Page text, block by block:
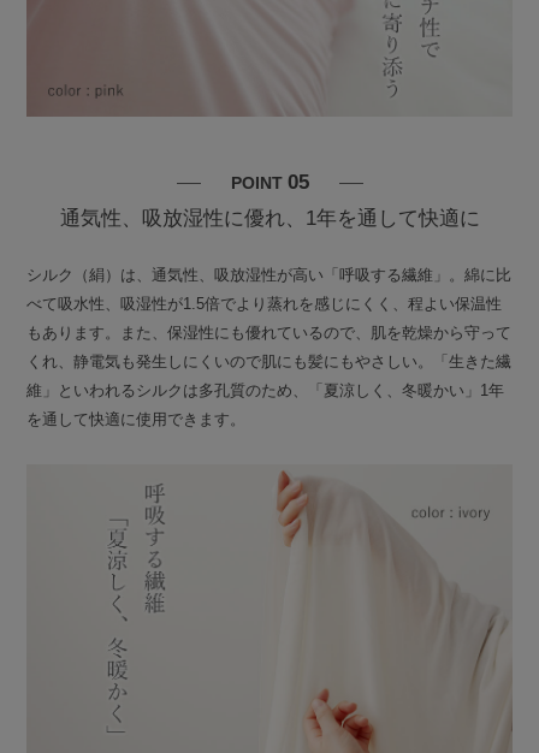
POINT 05
通気性、吸放湿性に優れ、1年を通して快適に
シルク（絹）は、通気性、吸放湿性が高い「呼吸する繊維」。綿に比
べて吸水性、吸湿性が1.5倍でより蒸れを感じにくく、程よい保温性
もあります。また、保湿性にも優れているので、肌を乾燥から守って
くれ、静電気も発生しにくいので肌にも髪にもやさしい。「生きた繊
維」といわれるシルクは多孔質のため、「夏涼しく、冬暖かい」1年
を通して快適に使用できます。